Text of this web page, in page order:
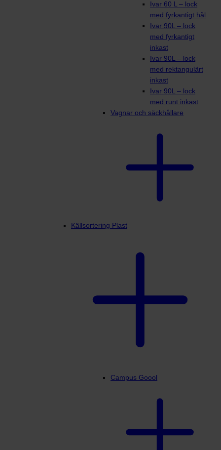
Ivar 60 L – lock
med fyrkantigt hål
Ivar 90L – lock
med fyrkantigt
inkast
Ivar 90L – lock
med rektangulärt
inkast
Ivar 90L – lock
med runt inkast
Vagnar och säckhållare
Källsortering Plast
Campus Goool